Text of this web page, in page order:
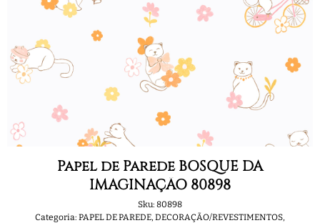
Papel de Parede BOSQUE DA
IMAGINAÇÃO 80898
Sku: 80898
Categoria: PAPEL DE PAREDE,DECORAÇÃO/REVESTIMENTOS,